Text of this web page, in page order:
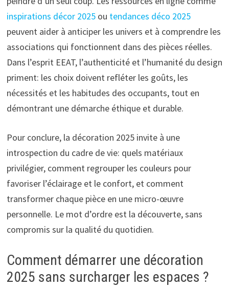
inspirations décor 2025ou tendances déco 2025
peuvent aider à anticiper les univers et à comprendre les
associations qui fonctionnent dans des pièces réelles.
Dans l’esprit EEAT, l’authenticité et l’humanité du design
priment: les choix doivent refléter les goûts, les
nécessités et les habitudes des occupants, tout en
démontrant une démarche éthique et durable.
Pour conclure, la décoration 2025 invite à une
introspection du cadre de vie: quels matériaux
privilégier, comment regrouper les couleurs pour
favoriser l’éclairage et le confort, et comment
transformer chaque pièce en une micro-œuvre
personnelle. Le mot d’ordre est la découverte, sans
compromis sur la qualité du quotidien.
Comment démarrer une décoration
2025 sans surcharger les espaces ?